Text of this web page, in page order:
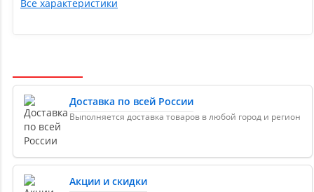
Все характеристики
Доставка по всей России
Выполняется доставка товаров в любой город и регион
Акции и скидки